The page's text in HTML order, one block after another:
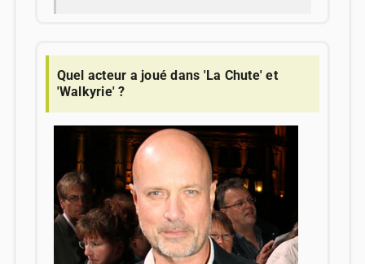
Quel acteur a joué dans 'La Chute' et
'Walkyrie' ?